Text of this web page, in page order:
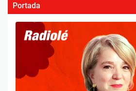
Portada